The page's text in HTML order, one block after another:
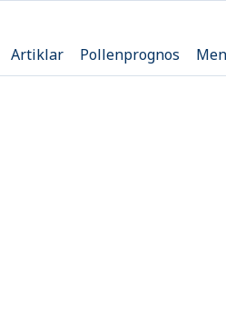
Artiklar Pollenprognos